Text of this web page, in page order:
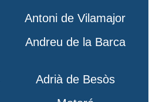
Antoni de Vilamajor
Andreu de la Barca
Adrià de Besòs